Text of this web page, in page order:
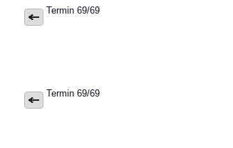
Termin 69/69
Termin 69/69